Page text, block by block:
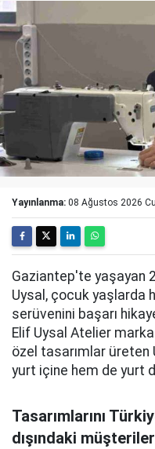
Yayınlanma: 08 Ağustos 2026
Gaziantep'te yaşayan
Uysal, çocuk yaşlarda
serüvenini başarı
Elif Uysal Atelier
özel tasarımlar üreten
yurt içine hem de yurt
Tasarımlarını
dışındaki